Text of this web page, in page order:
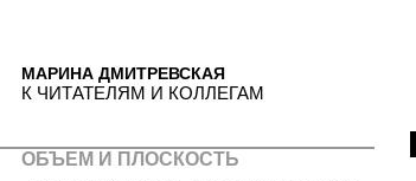
МАРИНА ДМИТРЕВСКАЯ
К ЧИТАТЕЛЯМ И КОЛЛЕГАМ
ОБЪЕМ И ПЛОСКОСТЬ